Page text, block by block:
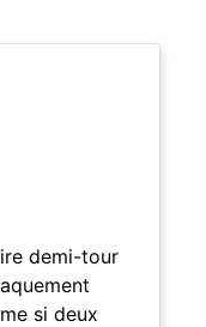
demi-tour
si deux